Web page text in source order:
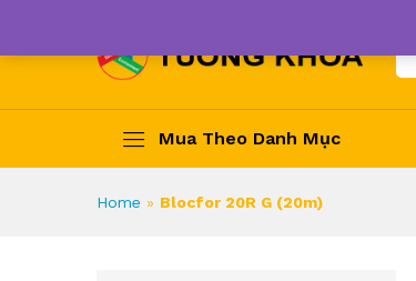
Mua Theo Danh Mục
Home » Blocfor 20R G (20m)